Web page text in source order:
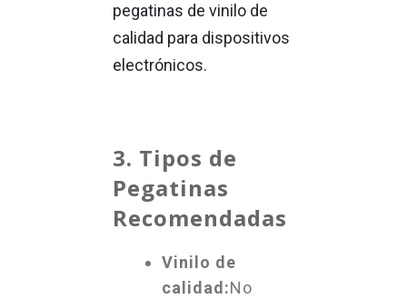
3. Tipos de
Pegatinas
Recomendadas
Vinilo de
calidad:No